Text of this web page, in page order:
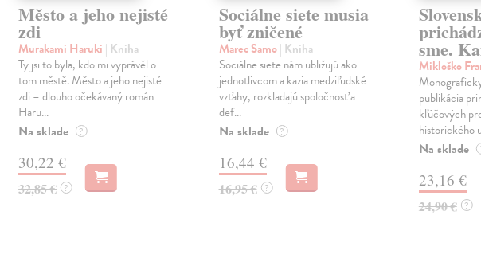
Město a jeho nejisté
zdi
Murakami Haruki | Kniha
Ty jsi to byla, kdo mi vyprávěl o
tom městě. Město a jeho nejisté
zdi – dlouho očekávaný román
Haru...
Na sklade ?
30,22 €
32,85 € ?
Sociálne siete musia
byť zničené
Marec Samo| Kniha
Sociálne siete nám ubližujú ako
jednotlivcom a kazia medziľudské
vzťahy, rozkladajú spoločnosť a
def...
Na sklade ?
16,44 €
16,95 € ?
sme.
Mikloško
publikácia
kľúčových
historického
Na sklade
23,16 €
24,90 € ?